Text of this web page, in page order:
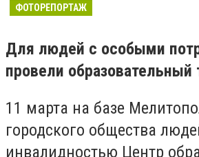
ФОТОРЕПОРТАЖ
Для людей с особыми
провели образовательный
11 марта на базе
городского общества
инвалидностью Центр